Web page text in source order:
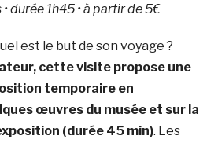
durée 1h45 • à partir de 5€
est le but de son voyage ?
cette visite propose une
temporaire en
œuvres du musée et sur la
(durée 45 min). Les